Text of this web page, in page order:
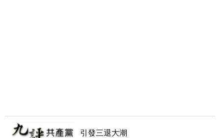
引發三退大潮